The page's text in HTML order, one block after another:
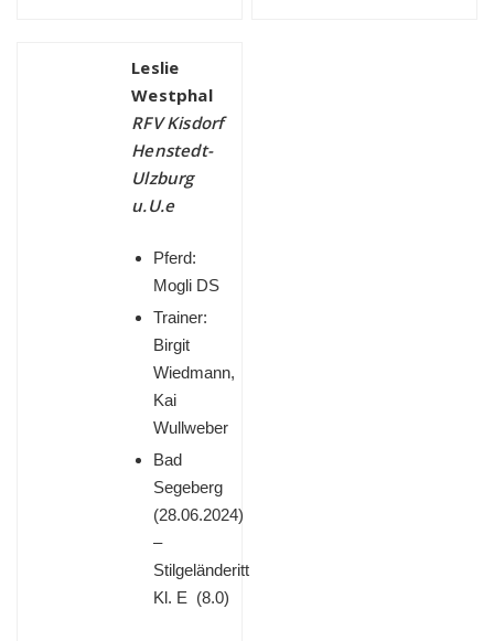
Leslie
Westphal
RFV Kisdorf
Henstedt-
Ulzburg
u.U.e
Pferd:
Mogli DS
Trainer:
Birgit
Wiedmann,
Kai
Wullweber
Bad
Segeberg
(28.06.2024)
–
Stilgeländeritt
Kl. E (8.0)